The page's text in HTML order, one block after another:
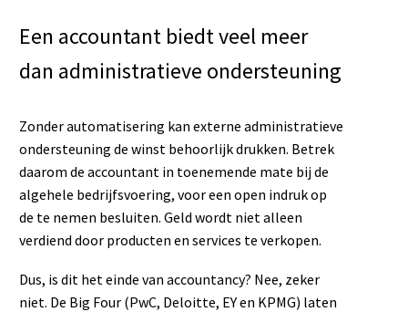
Een accountant biedt veel meer
dan administratieve ondersteuning
Zonder automatisering kan externe administratieve
ondersteuning de winst behoorlijk drukken. Betrek
daarom de accountant in toenemende mate bij de
algehele bedrijfsvoering, voor een open indruk op
de te nemen besluiten. Geld wordt niet alleen
verdiend door producten en services te verkopen.
Dus, is dit het einde van accountancy? Nee, zeker
niet. De Big Four (PwC, Deloitte, EY en KPMG) laten